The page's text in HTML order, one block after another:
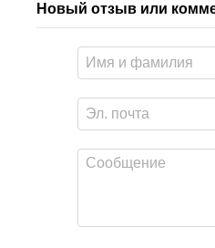
Новый отзыв или